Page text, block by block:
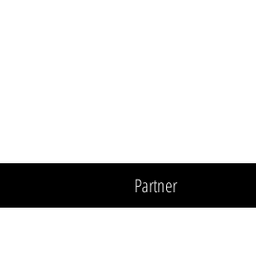
Partner